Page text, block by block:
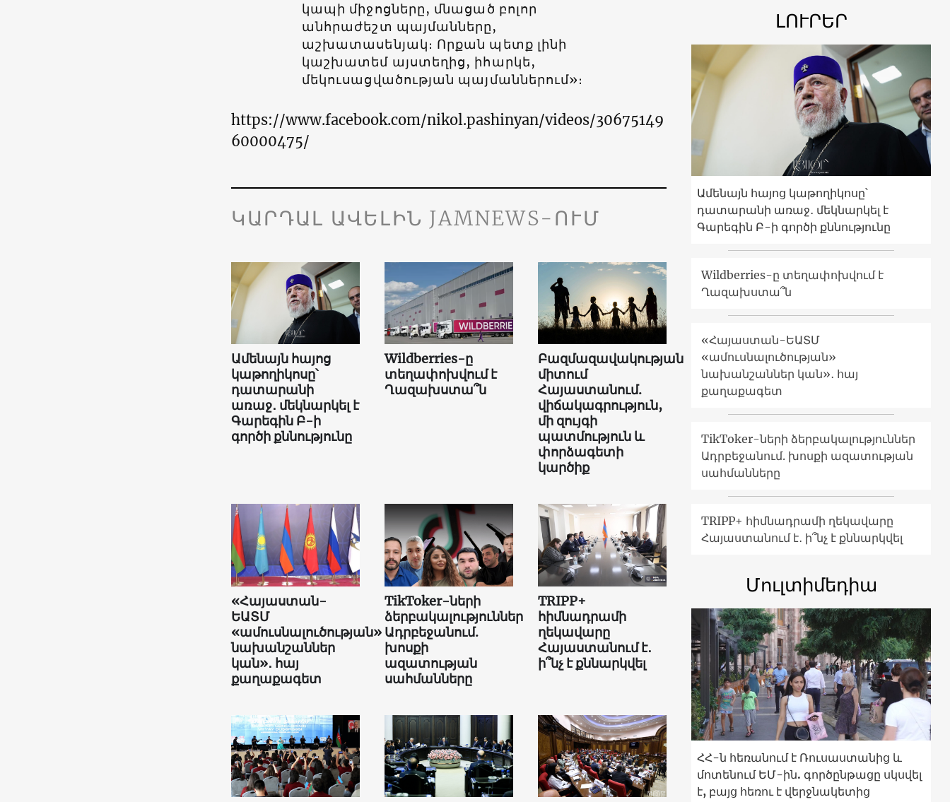
կապի միջոցները, մնացած բոլոր
անհրաժեշտ պայմանները,
աշխատասենյակ։ Որքան պետք լինի
կաշխատեմ այստեղից, իհարկե,
մեկուսացվածության պայմաններում»։
https://www.facebook.com/nikol.pashinyan/videos/30675149
60000475/
ԿԱՐԴԱԼ ԱՎԵԼԻՆ JAMNEWS-ՈՒՄ
Ամենայն հայոց
կաթողիկոսը՝
դատարանի
առաջ․ մեկնարկել է
Գարեգին Բ-ի
գործի քննությունը
Wildberries-ը
տեղափոխվում է
Ղազախստա՞ն
Բազմազավակության
միտում
Հայաստանում.
վիճակագրություն,
մի զույգի
պատմություն և
փորձագետի
կարծիք
«Հայաստան-
ԵԱՏՄ
«ամուսնալուծության»
նախանշաններ
կան»․ հայ
քաղաքագետ
TikToker-ների
ձերբակալություններ
Ադրբեջանում.
խոսքի
ազատության
սահմանները
TRIPP+
հիմնադրամի
ղեկավարը
Հայաստանում է․
ի՞նչ է քննարկվել
ԼՈՒՐԵՐ
Ամենայն հայոց կաթողիկոսը՝
դատարանի առաջ․ մեկնարկել է
Գարեգին Բ-ի գործի քննությունը
Wildberries-ը տեղափոխվում է
Ղազախստա՞ն
«Հայաստան-ԵԱՏՄ
«ամուսնալուծության»
նախանշաններ կան»․ հայ
քաղաքագետ
TikToker-ների ձերբակալություններ
Ադրբեջանում. խոսքի ազատության
սահմանները
TRIPP+ հիմնադրամի ղեկավարը
Հայաստանում է․ ի՞նչ է քննարկվել
Մուլտիմեդիա
ՀՀ-ն հեռանում է Ռուսաստանից և
մոտենում ԵՄ-ին. գործընթացը սկսվել
է, բայց հեռու է վերջնակետից